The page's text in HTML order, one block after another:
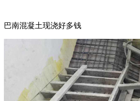
巴南混凝土现浇好多钱